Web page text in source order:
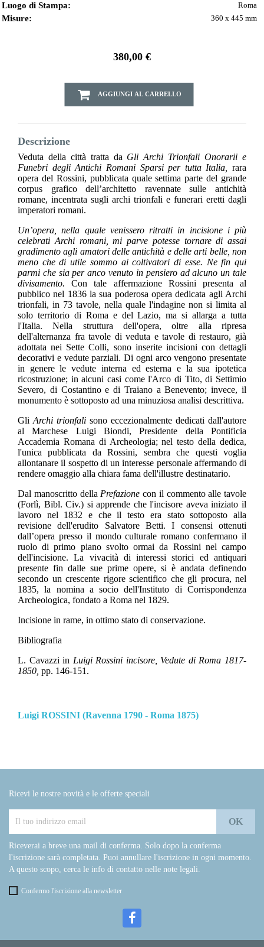
Luogo di Stampa: Roma
Misure: 360 x 445 mm
380,00 €
AGGIUNGI AL CARRELLO
Descrizione
Veduta della città tratta da Gli Archi Trionfali Onorarii e
Funebri degli Antichi Romani Sparsi per tutta Italia, rara
opera del Rossini, pubblicata quale settima parte del grande
corpus grafico dell’architetto ravennate sulle antichità
romane, incentrata sugli archi trionfali e funerari eretti dagli
imperatori romani.
Un’opera, nella quale venissero ritratti in incisione i più
celebrati Archi romani, mi parve potesse tornare di assai
gradimento agli amatori delle antichità e delle arti belle, non
meno che di utile sommo ai coltivatori di esse. Ne fin qui
parmi che sia per anco venuto in pensiero ad alcuno un tale
divisamento. Con tale affermazione Rossini presenta al
pubblico nel 1836 la sua poderosa opera dedicata agli Archi
trionfali, in 73 tavole, nella quale l'indagine non si limita al
solo territorio di Roma e del Lazio, ma si allarga a tutta
l'Italia. Nella struttura dell'opera, oltre alla ripresa
dell'alternanza fra tavole di veduta e tavole di restauro, già
adottata nei Sette Colli, sono inserite incisioni con dettagli
decorativi e vedute parziali. Di ogni arco vengono presentate
in genere le vedute interna ed esterna e la sua ipotetica
ricostruzione; in alcuni casi come l'Arco di Tito, di Settimio
Severo, di Costantino e di Traiano a Benevento; invece, il
monumento è sottoposto ad una minuziosa analisi descrittiva.
Gli Archi trionfali sono eccezionalmente dedicati dall'autore
al Marchese Luigi Biondi, Presidente della Pontificia
Accademia Romana di Archeologia; nel testo della dedica,
l'unica pubblicata da Rossini, sembra che questi voglia
allontanare il sospetto di un interesse personale affermando di
rendere omaggio alla chiara fama dell'illustre destinatario.
Dal manoscritto della Prefazione con il commento alle tavole
(Forlì, Bibl. Civ.) si apprende che l'incisore aveva iniziato il
lavoro nel 1832 e che il testo era stato sottoposto alla
revisione dell'erudito Salvatore Betti. I consensi ottenuti
dall’opera presso il mondo culturale romano confermano il
ruolo di primo piano svolto ormai da Rossini nel campo
dell'incisione. La vivacità di interessi storici ed antiquari
presente fin dalle sue prime opere, si è andata definendo
secondo un crescente rigore scientifico che gli procura, nel
1835, la nomina a socio dell'Instituto di Corrispondenza
Archeologica, fondato a Roma nel 1829.
Incisione in rame, in ottimo stato di conservazione.
Bibliografia
L. Cavazzi in Luigi Rossini incisore, Vedute di Roma 1817-
1850, pp. 146-151.
Luigi ROSSINI (Ravenna 1790 - Roma 1875)
Ricevi le nostre novità e le offerte speciali
Riceverai a breve una mail di conferma. Solo dopo la conferma
l'iscrizione sarà completata. Puoi annullare l'iscrizione in ogni momento.
A questo scopo, cerca le info di contatto nelle note legali.
Confermo l'iscrizione alla newsletter